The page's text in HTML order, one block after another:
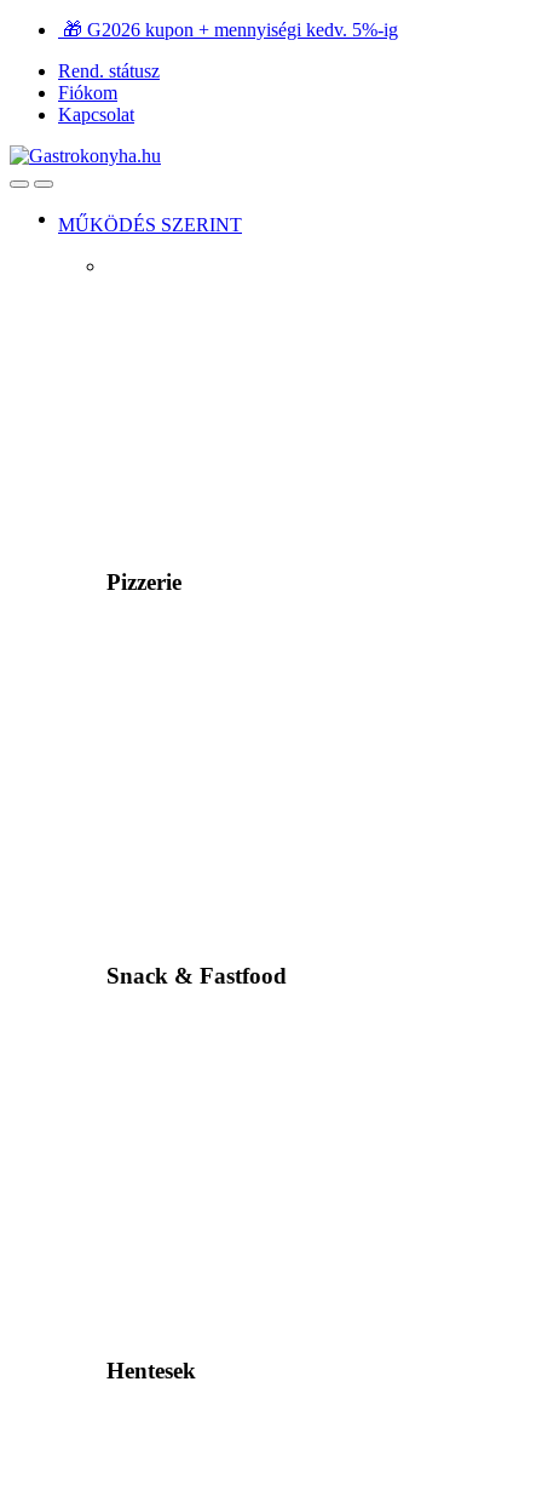
Ugrás
navigációhoz
Ugrás
tartalomra
🎁 G2026 kupon + mennyiségi kedv. 5%-ig
Rend. státusz
Fiókom
Kapcsolat
OpenClose
MŰKÖDÉS SZERINT
Pizzerie
Snack & Fastfood
Hentesek